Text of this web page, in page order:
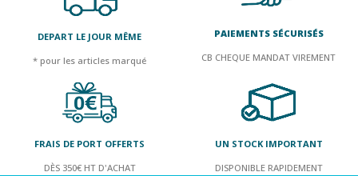
DEPART LE JOUR MÊME
* pour les articles marqué
PAIEMENTS SÉCURISÉS
CB CHEQUE MANDAT VIREMENT
FRAIS DE PORT OFFERTS
DÈS 350€ HT D'ACHAT
UN STOCK IMPORTANT
DISPONIBLE RAPIDEMENT